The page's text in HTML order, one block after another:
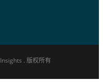
. 版权所有